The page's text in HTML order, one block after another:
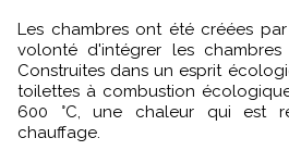
Les chambres ont été créées
volonté d'intégrer les
Construites dans un esprit
toilettes à combustion
600 °C, une chaleur qui est
chauffage.